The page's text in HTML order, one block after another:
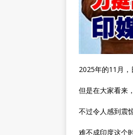
2025年的11月，
但是在大家看来
不过令人感到震
难不成印度这个